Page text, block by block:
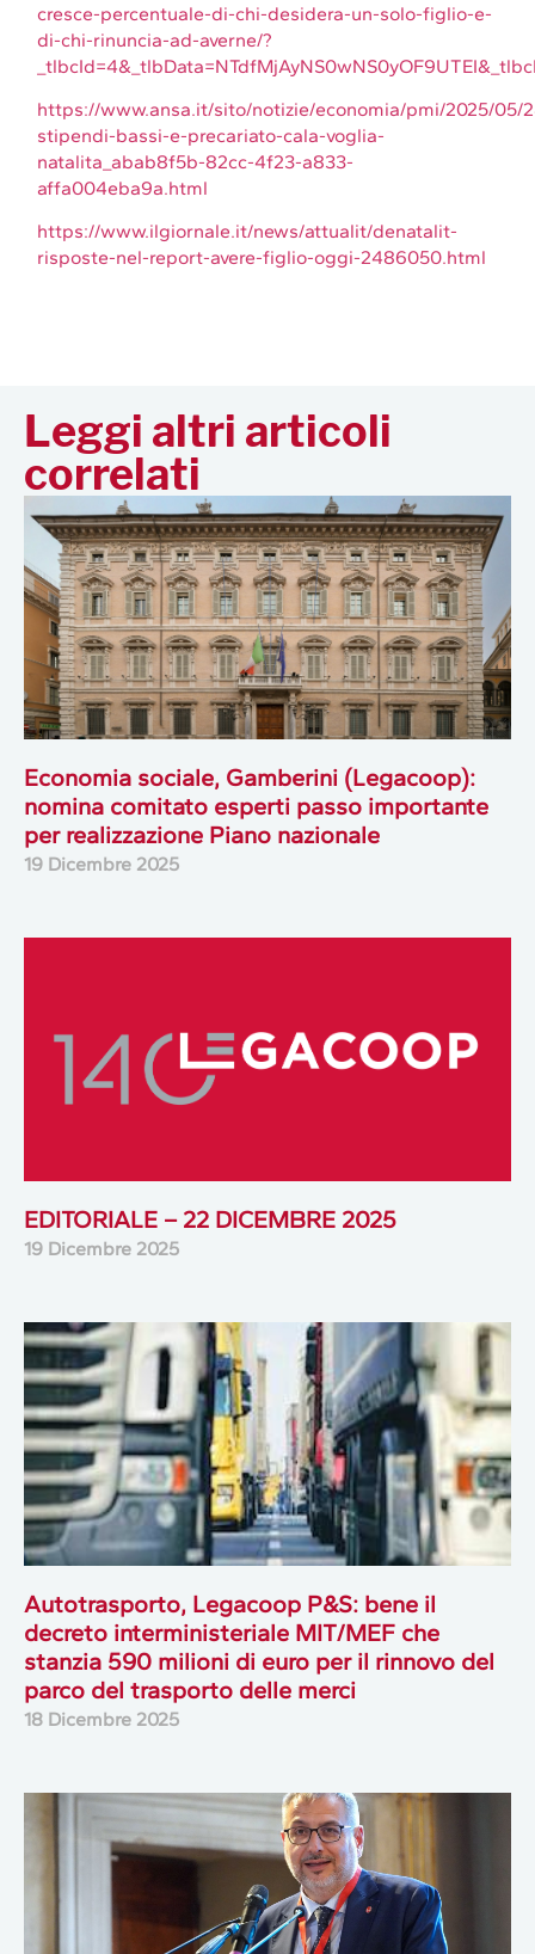
cresce-percentuale-di-chi-desidera-un-solo-figlio-e-
di-chi-rinuncia-ad-averne/?
https://www.ansa.it/sito/notizie/economia/pmi/2025/05/
stipendi-bassi-e-precariato-cala-voglia-
natalita_abab8f5b-82cc-4f23-a833-
affa004eba9a.html
https://www.ilgiornale.it/news/attualit/denatalit-
risposte-nel-report-avere-figlio-oggi-2486050.html
Leggi altri articoli
correlati
Economia sociale, Gamberini (Legacoop):
nomina comitato esperti passo importante
per realizzazione Piano nazionale
19 Dicembre 2025
EDITORIALE – 22 DICEMBRE 2025
19 Dicembre 2025
Autotrasporto, Legacoop P&S: bene il
decreto interministeriale MIT/MEF che
stanzia 590 milioni di euro per il rinnovo del
parco del trasporto delle merci
18 Dicembre 2025